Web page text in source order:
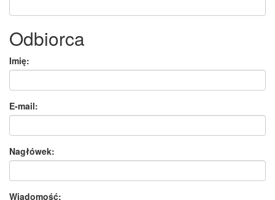
Odbiorca
Imię:
E-mail:
Nagłówek:
Wiadomość: